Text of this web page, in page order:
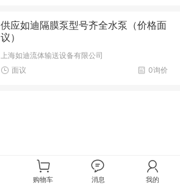
供应如迪隔膜泵型号齐全水泵（价格面
议）
上海如迪流体输送设备有限公司
0询价
面议
购物车 消息 我的